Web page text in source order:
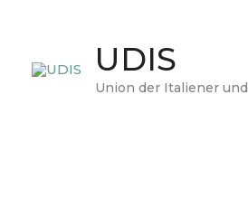
springen
UDIS
Union der Italiener